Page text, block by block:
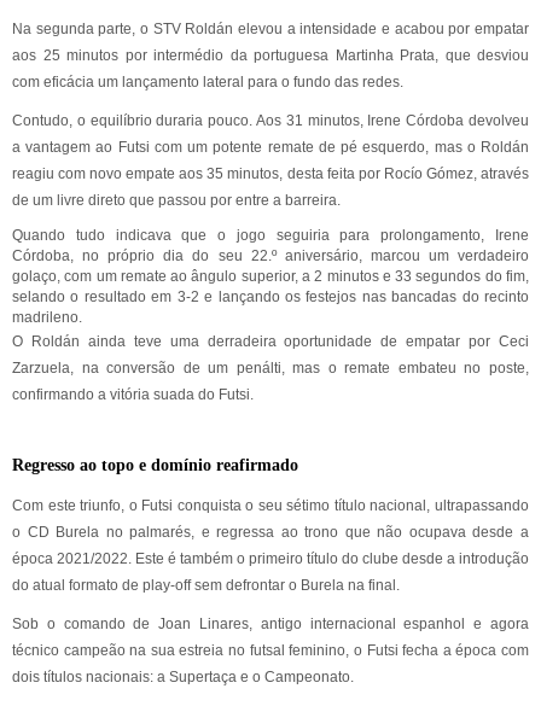
Na segunda parte, o STV Roldán elevou a intensidade e acabou por empatar
aos 25 minutos por intermédio da portuguesa Martinha Prata, que desviou
com eficácia um lançamento lateral para o fundo das redes.
Contudo, o equilíbrio duraria pouco. Aos 31 minutos, Irene Córdoba devolveu
a vantagem ao Futsi com um potente remate de pé esquerdo, mas o Roldán
reagiu com novo empate aos 35 minutos, desta feita por Rocío Gómez, através
de um livre direto que passou por entre a barreira.
Quando tudo indicava que o jogo seguiria para prolongamento, Irene
Córdoba, no próprio dia do seu 22.º aniversário, marcou um verdadeiro
golaço, com um remate ao ângulo superior, a 2 minutos e 33 segundos do fim,
selando o resultado em 3-2 e lançando os festejos nas bancadas do recinto
madrileno.
O Roldán ainda teve uma derradeira oportunidade de empatar por Ceci
Zarzuela, na conversão de um penálti, mas o remate embateu no poste,
confirmando a vitória suada do Futsi.
Regresso ao topo e domínio reafirmado
Com este triunfo, o Futsi conquista o seu sétimo título nacional, ultrapassando
o CD Burela no palmarés, e regressa ao trono que não ocupava desde a
época 2021/2022. Este é também o primeiro título do clube desde a introdução
do atual formato de play-off sem defrontar o Burela na final.
Sob o comando de Joan Linares, antigo internacional espanhol e agora
técnico campeão na sua estreia no futsal feminino, o Futsi fecha a época com
dois títulos nacionais: a Supertaça e o Campeonato.